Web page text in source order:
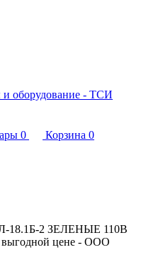
0 Корзина 0
18.1Б-2 ЗЕЛЕНЫЕ 110В
выгодной цене - ООО